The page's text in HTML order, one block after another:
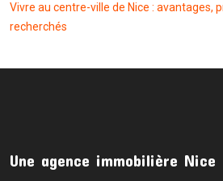
Vivre au centre-ville de Nice : avantages,
recherchés
Une agence immobilière Nice